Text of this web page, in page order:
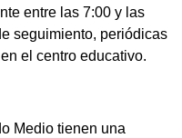
entre las 7:00 y las
seguimiento, periódicas
el centro educativo.
Medio tienen una